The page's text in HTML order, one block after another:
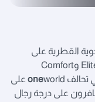
القطرية على
الدرجة الأولى ودرجة رجال الأعمال (الفئات Elite وComfort
one world على
على درجة رجال